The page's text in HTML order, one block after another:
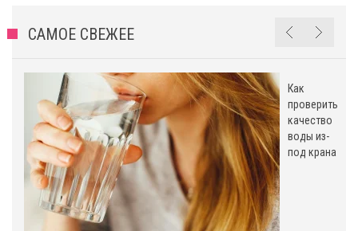
САМОЕ СВЕЖЕЕ
Как
проверить
качество
воды из-
под крана